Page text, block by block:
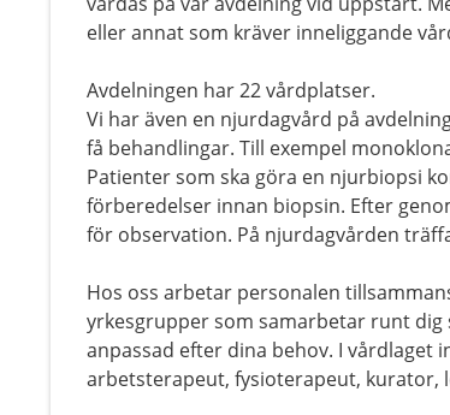
eller annat som kräver inneliggande
Avdelningen har 22 vårdplatser.
Vi har även en njurdagvård på
få behandlingar. Till exempel
Patienter som ska göra en njurbiopsi
förberedelser innan biopsin. Efter
för observation. På njurdagvården
Hos oss arbetar personalen
yrkesgrupper som samarbetar runt
anpassad efter dina behov. I vårdlaget
arbetsterapeut, fysioterapeut, kurator,